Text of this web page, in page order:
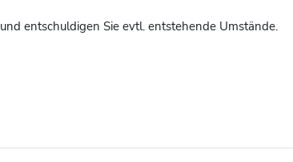
entschuldigen Sie evtl. entstehende Umstände.